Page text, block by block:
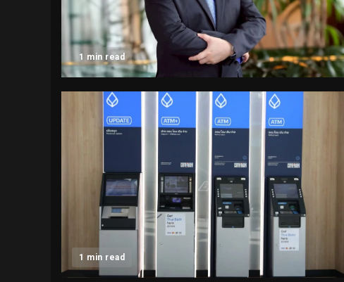
1 min read
1 min read